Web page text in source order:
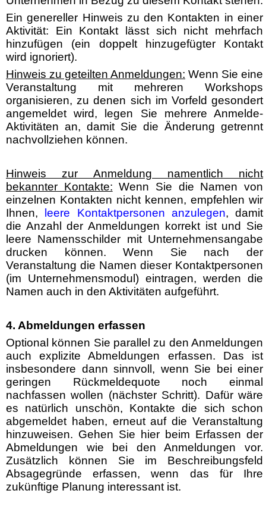
Ein genereller Hinweis zu den Kontakten in einer
Aktivität: Ein Kontakt lässt sich nicht mehrfach
hinzufügen (ein doppelt hinzugefügter Kontakt
wird ignoriert).
Hinweis zu geteilten Anmeldungen: Wenn Sie eine
Veranstaltung mit mehreren Workshops
organisieren, zu denen sich im Vorfeld gesondert
angemeldet wird, legen Sie mehrere Anmelde-
Aktivitäten an, damit Sie die Änderung getrennt
nachvollziehen können.
Hinweis zur Anmeldung namentlich nicht
bekannter Kontakte: Wenn Sie die Namen von
einzelnen Kontakten nicht kennen, empfehlen wir
Ihnen, leere Kontaktpersonen anzulegen, damit
die Anzahl der Anmeldungen korrekt ist und Sie
leere Namensschilder mit Unternehmensangabe
drucken können. Wenn Sie nach der
Veranstaltung die Namen dieser Kontaktpersonen
(im Unternehmensmodul) eintragen, werden die
Namen auch in den Aktivitäten aufgeführt.
4. Abmeldungen erfassen
Optional können Sie parallel zu den Anmeldungen
auch explizite Abmeldungen erfassen. Das ist
insbesondere dann sinnvoll, wenn Sie bei einer
geringen Rückmeldequote noch einmal
nachfassen wollen (nächster Schritt). Dafür wäre
es natürlich unschön, Kontakte die sich schon
abgemeldet haben, erneut auf die Veranstaltung
hinzuweisen. Gehen Sie hier beim Erfassen der
Abmeldungen wie bei den Anmeldungen vor.
Zusätzlich können Sie im Beschreibungsfeld
Absagegründe erfassen, wenn das für Ihre
zukünftige Planung interessant ist.